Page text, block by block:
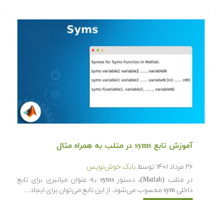
آموزش تابع syms در متلب به همراه مثال
۲۶ مرداد ۱۴۰۱ توسط بابک خوش‌نویس
در متلب (Matlab)، دستور syms به عنوان میانبری برای تابع
داخلی sym محسوب می‌شود. از این تابع می‌توان برای ایجاد…